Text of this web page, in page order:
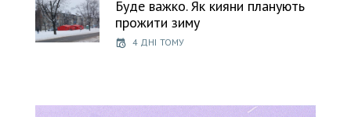
Буде важко. Як кияни планують
прожити зиму
4 ДНІ ТОМУ